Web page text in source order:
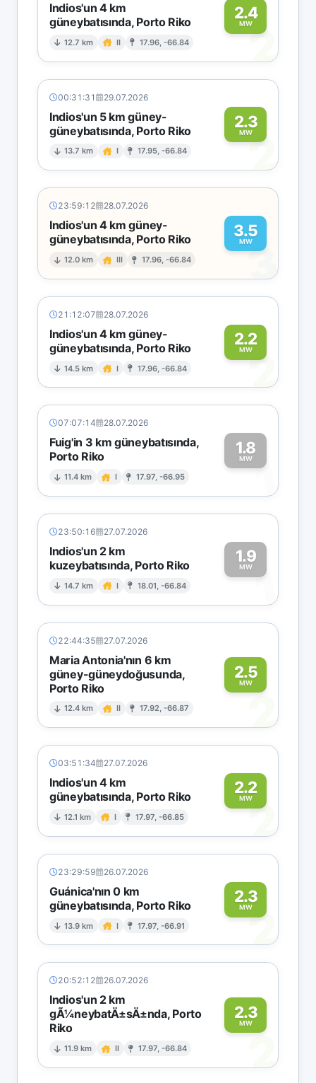
Indios'un 4 km
güneybatısında, Porto Riko
12.7 km II 17.96, -66.84
2.4
MW2
00:31:31 29.07.2026
Indios'un 5 km güney-
güneybatısında, Porto Riko
13.7 km I 17.95, -66.84
2.3
MW2
23:59:12 28.07.2026
Indios'un 4 km güney-
güneybatısında, Porto Riko
12.0 km III 17.96, -66.84
3.5
MW
3
21:12:07 28.07.2026
Indios'un 4 km güney-
güneybatısında, Porto Riko
14.5 km I 17.96, -66.84
2.2
MW2
07:07:14 28.07.2026
Fuig'in 3 km güneybatısında,
Porto Riko
11.4 km I 17.97, -66.95
1.8
MW1
23:50:16 27.07.2026
Indios'un 2 km
kuzeybatısında, Porto Riko
14.7 km I 18.01, -66.84
1.9
MW1
22:44:35 27.07.2026
Maria Antonia'nın 6 km
güney-güneydoğusunda,
Porto Riko
12.4 km II 17.92, -66.87
2.5
MW
2
03:51:34 27.07.2026
Indios'un 4 km
güneybatısında, Porto Riko
12.1 km I 17.97, -66.85
2.2
MW
2
23:29:59 26.07.2026
Guánica'nın 0 km
güneybatısında, Porto Riko
13.9 km I 17.97, -66.91
2.3
MW2
20:52:12 26.07.2026
Indios'un 2 km
gÃ¼neybatÄ±sÄ±nda, Porto
Riko
11.9 km II 17.97, -66.84
2.3
MW
2